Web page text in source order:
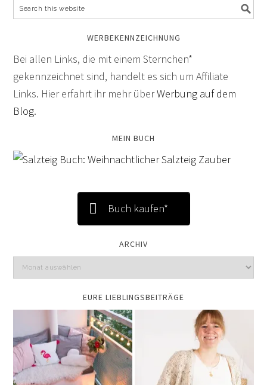
WERBEKENNZEICHNUNG
Bei allen Links, die mit einem Sternchen*
gekennzeichnet sind, handelt es sich um Affiliate
Links. Hier erfahrt ihr mehr überWerbung auf dem
Blog.
MEIN BUCH
Buch kaufen*
ARCHIV
EURE LIEBLINGSBEITRÄGE